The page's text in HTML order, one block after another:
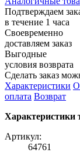
Подтверждаем
в течение 1 часа
Своевременно
доставляем заказ
Выгодные
условия возврата
Сделать заказ
Характеристики
оплата Возврат
Характеристики
Артикул:
64761